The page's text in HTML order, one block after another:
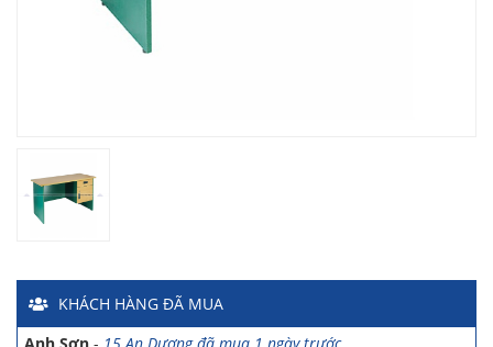
KHÁCH HÀNG ĐÃ MUA
Anh Quang
Chị Nghi-
Chị Mai
-
Khu biệt thự Vincom Đường Hoa Lan đã mua 2 giờ
trước